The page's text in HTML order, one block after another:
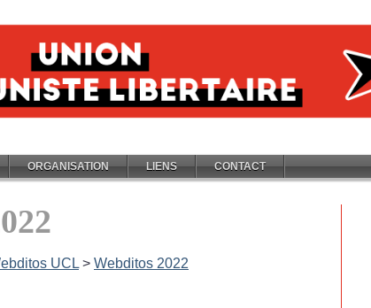
ORGANISATION LIENS CONTACT
UCL > Webditos 2022